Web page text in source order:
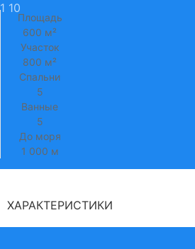
1 10
Площадь
600 м²
Участок
800 м²
Спальни
5
Ванные
5
До моря
1 000 м
ХАРАКТЕРИСТИКИ